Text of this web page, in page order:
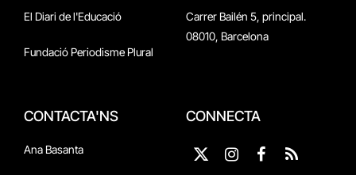
El Diari de l'Educació
Fundació Periodisme Plural
Carrer Bailén 5, principal.
08010, Barcelona
CONTACTA'NS
Ana Basanta
CONNECTA
X
InstagramFacebook
RSS